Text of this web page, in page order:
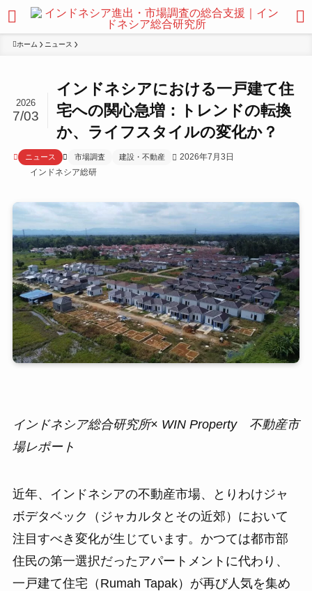
ホーム ニュース
インドネシアにおける一戸建て住
宅への関心急増：トレンドの転換
か、ライフスタイルの変化か？
2026
7/03
ニュース 市場調査 建設・不動産
2026年7月3日
インドネシア総研
インドネシア総合研究所× WIN Property 不動産市
場レポート
近年、インドネシアの不動産市場、とりわけジャ
ボデタベック（ジャカルタとその近郊）において
注目すべき変化が生じています。かつては都市部
住民の第一選択だったアパートメントに代わり、
一戸建て住宅（Rumah Tapak）が再び人気を集め